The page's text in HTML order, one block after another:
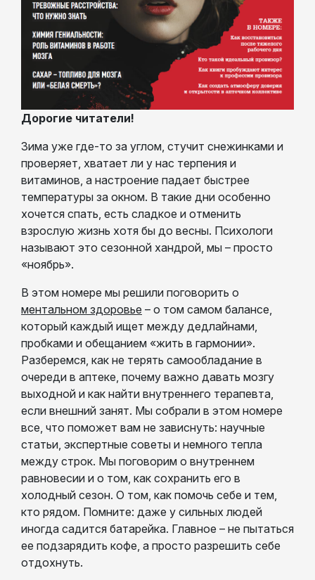
Дорогие читатели!
Зима уже где-то за углом, стучит снежинками и
проверяет, хватает ли у нас терпения и
витаминов, а настроение падает быстрее
температуры за окном. В такие дни особенно
хочется спать, есть сладкое и отменить
взрослую жизнь хотя бы до весны. Психологи
называют это сезонной хандрой, мы – просто
«ноябрь».
В этом номере мы решили поговорить о
ментальном здоровье – о том самом балансе,
который каждый ищет между дедлайнами,
пробками и обещанием «жить в гармонии».
Разберемся, как не терять самообладание в
очереди в аптеке, почему важно давать мозгу
выходной и как найти внутреннего терапевта,
если внешний занят. Мы собрали в этом номере
все, что поможет вам не зависнуть: научные
статьи, экспертные советы и немного тепла
между строк. Мы поговорим о внутреннем
равновесии и о том, как сохранить его в
холодный сезон. О том, как помочь себе и тем,
кто рядом. Помните: даже у сильных людей
иногда садится батарейка. Главное – не пытаться
ее подзарядить кофе, а просто разрешить себе
отдохнуть.